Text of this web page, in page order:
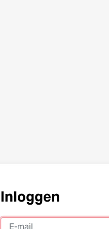
Inloggen
E-mail